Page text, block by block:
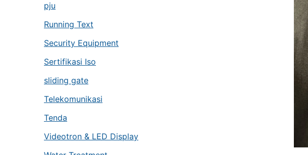
pju
Running Text
Security Equipment
Sertifikasi Iso
sliding gate
Telekomunikasi
Tenda
Videotron & LED Display